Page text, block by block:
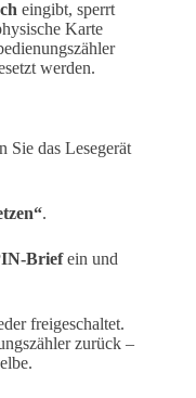
eingibt, sperrt
Karte
werden.
das Lesegerät
.
Briefein und
freigeschaltet.
zurück –